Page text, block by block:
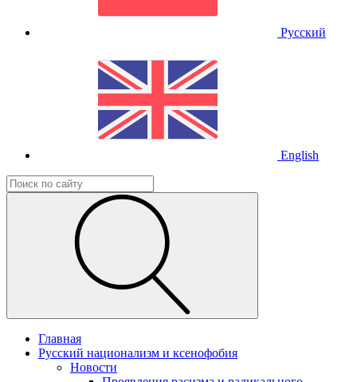
Русский
English
Главная
Русский национализм и ксенофобия
Новости